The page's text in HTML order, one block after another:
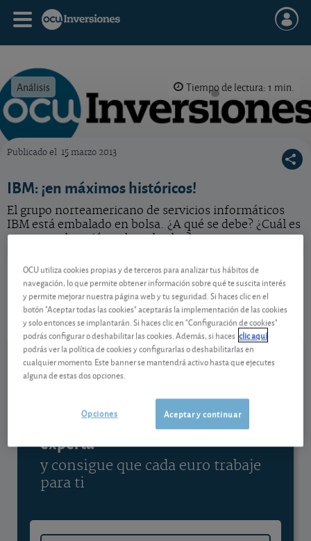
Análisis Tiempo de lectura: 1 min.
Publicado el 15 marzo 2013
IBM: ¡en máximos históricos!
El grupo norteamericano de servicios informáticos
IBM está embalado en bolsa. ¿A qué se debe? ¿Cuál es
nuestra valoración sobre el valor?
IBM
US4592001014
07/08/2026 Nueva York
237,28 USD
3,85 USD (1,65 %)
Ver detalladamente
Contenido reservado a SOCIOS
Gestiona tu dinero con visión
experta
y consigue que cada euro trabaje
para ti
OCU utiliza cookies propias y de terceros para analizar tus hábitos de
navegación, lo que permite obtener información sobre qué te suscita interés
y permite mejorar nuestra página web y tu seguridad. Si haces clic en el
botón "Aceptar todas las cookies" aceptarás la implementación de las cookies
y solo entonces se implantarán. Si haces clic en "Configuración de cookies"
podrás configurar o deshabilitar las cookies. Además, si haces clic aquí
podrás ver la política de cookies y configurarlas o deshabilitarlas en
cualquier momento. Este banner se mantendrá activo hasta que ejecutes
alguna de estas dos opciones.
Aceptar y continuar
Opciones